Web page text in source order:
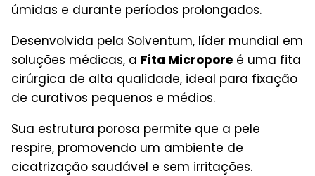
úmidas e durante períodos prolongados.
Desenvolvida pela Solventum, líder mundial em
soluções médicas, a Fita Micropore é uma fita
cirúrgica de alta qualidade, ideal para fixação
de curativos pequenos e médios.
Sua estrutura porosa permite que a pele
respire, promovendo um ambiente de
cicatrização saudável e sem irritações.